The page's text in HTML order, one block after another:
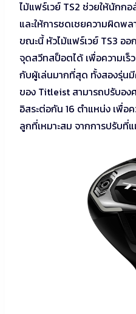
ไม้แฟร์เวย์ TS2 ช่วยให้นักก
และให้การชดเชยความผิดพ
ขณะนี้ หัวไม้แฟร์เวย์ TS3 อ
จุดสวีทสป็อตได้ เพื่อความเร็
กับผู้เล่นมากที่สุด ทั้งสองรุ่น
ของ Titleist สามารถปรับอง
อิสระต่อกัน 16 ตำแหน่ง เพื่อ
ลูกที่เหมาะสม จากการปรับที่